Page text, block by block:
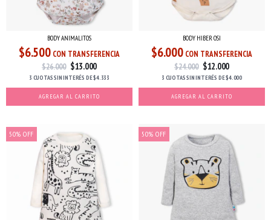
BODY ANIMALITOS
$6.500 CON TRANSFERENCIA
$26.000 $13.000
3 CUOTASSIN INTERÉS DE$4.333
AGREGAR AL CARRITO
BODY HIBER OSI
$6.000 CON TRANSFERENCIA
$24.000 $12.000
3 CUOTASSIN INTERÉS DE$4.000
AGREGAR AL CARRITO
50% OFF 50% OFF